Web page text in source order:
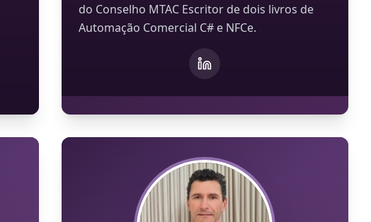
do Conselho MTAC Escritor de dois livros de
Automação Comercial C# e NFCe.